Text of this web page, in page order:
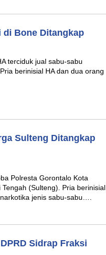
di Bone Ditangkap
terciduk jual sabu-sabu
berinisial HA dan dua orang
Sulteng Ditangkap
Polresta Gorontalo Kota
(Sulteng). Pria berinisial
jenis sabu-sabu….
Sidrap Fraksi